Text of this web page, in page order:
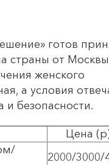
готов
страны от
женского
а условия
безопасности.
Цена
2000/3000/